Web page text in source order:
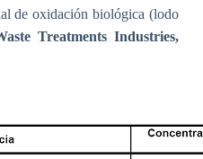
de oxidación biológica (lodo
Treatments Industries,